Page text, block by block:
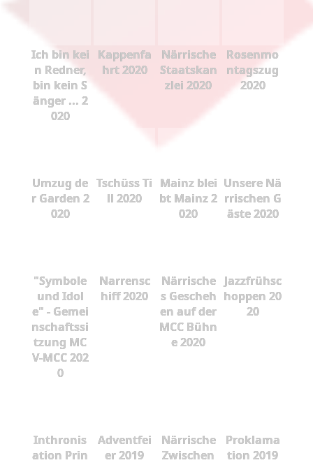
Ich bin kei
n Redner,
bin kein S
änger ... 2
020
Kappenfa
hrt 2020
Närrische
Staatskan
zlei 2020
Rosenmo
ntagszug
2020
Umzug de
r Garden 2
020
Tschüss Ti
ll 2020
Mainz blei
bt Mainz 2
020
Unsere Nä
rrischen G
äste 2020
"Symbole
und Idol
e" - Gemei
nschaftssi
tzung MC
V-MCC 202
0
Narrensc
hiff 2020
Närrische
s Gescheh
en auf der
MCC Bühn
e 2020
Jazzfrühsc
hoppen 20
20
Inthronis
ation Prin
Adventfei
er 2019
Närrische
Zwischen
Proklama
tion 2019